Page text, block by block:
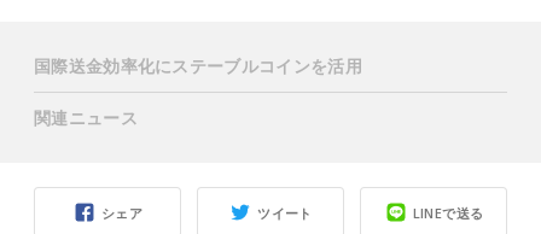
シェア ツイート LINEで送る
国際送金効率化にステーブルコインを活用
関連ニュース